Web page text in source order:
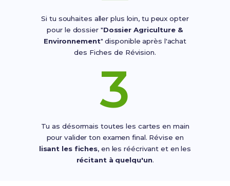
Si tu souhaites aller plus loin, tu peux opter
pour le dossier "Dossier Agriculture &
Environnement" disponible après l'achat
des Fiches de Révision.
3
Tu as désormais toutes les cartes en main
pour valider ton examen final. Révise en
lisant les fiches, en les réécrivant et en les
récitant à quelqu'un.